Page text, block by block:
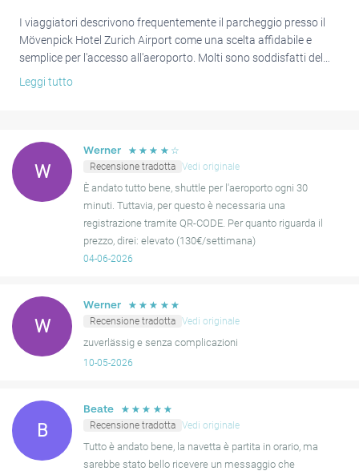
I viaggiatori descrivono frequentemente il parcheggio presso il
Mövenpick Hotel Zurich Airport come una scelta affidabile e
semplice per l'accesso all'aeroporto. Molti sono soddisfatti del
comodo servizio navetta, spesso elogiato per la sua puntualità,
Sebbene l'esperienza complessiva sia positiva, alcuni ospiti
hanno segnalato la necessità di una registrazione con codice QR
per la navetta. Occasionalmente sono state segnalate lievi
interruzioni nella disponibilità della navetta o ritardi. Gli ospiti
notano anche che i prezzi sono in fascia premium.
indicano la loro soddisfazione e l'intenzione di riutilizzarlo.
Leggi tutto
W
Werner ☆ ☆ ☆ ☆ ☆
Recensione tradotta Vedi originale
È andato tutto bene, shuttle per l'aeroporto ogni 30
minuti. Tuttavia, per questo è necessaria una
registrazione tramite QR-CODE. Per quanto riguarda il
prezzo, direi: elevato (130€/settimana)
04-06-2026
W
Werner ☆ ☆ ☆ ☆ ☆
Recensione tradotta Vedi originale
zuverlässig e senza complicazioni
10-05-2026
B
Beate ☆ ☆ ☆ ☆ ☆
Recensione tradotta Vedi originale
Tutto è andato bene, la navetta è partita in orario, ma
sarebbe stato bello ricevere un messaggio che